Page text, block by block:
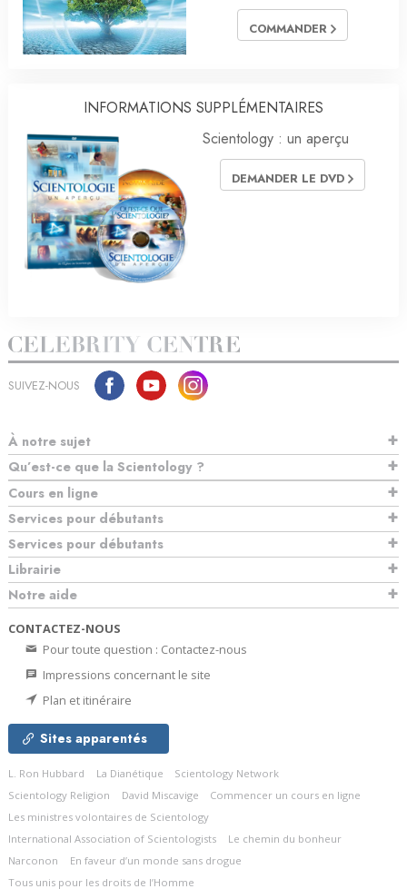
COMMANDER
INFORMATIONS SUPPLÉMENTAIRES
Scientology : un aperçu
DEMANDER LE DVD
SUIVEZ-NOUS
À notre sujet
Qu’est-ce que la Scientology ?
Cours en ligne
Services pour débutants
Services pour débutants
Librairie
Notre aide
CONTACTEZ-NOUS
Pour toute question : Contactez-nous
Impressions concernant le site
Plan et itinéraire
Sites apparentés
L. Ron Hubbard La Dianétique
Scientology Network
Scientology Religion
David Miscavige
Commencer un cours en ligne
Les ministres volontaires de Scientology
International Association of Scientologists
Le chemin du bonheur
Narconon
En faveur d’un monde sans drogue
Tous unis pour les droits de l’Homme